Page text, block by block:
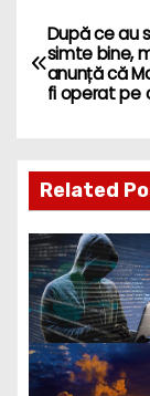
P
o
t
n
a
v
i
După ce au
simte bine,
anunță că
fi operat pe
Related